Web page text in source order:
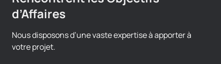
d’Affaires
Nous disposons d’une vaste expertise à apporter à
votre projet.